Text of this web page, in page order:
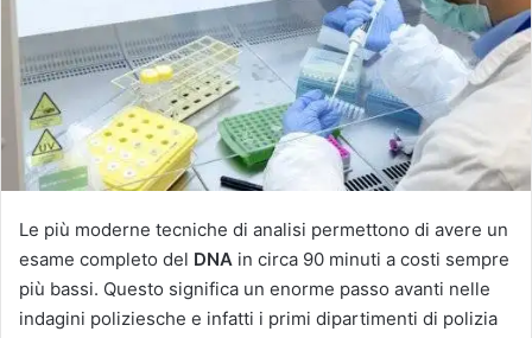
Le più moderne tecniche di analisi permettono di avere un
esame completo del DNA in circa 90 minuti a costi sempre
più bassi. Questo significa un enorme passo avanti nelle
indagini poliziesche e infatti i primi dipartimenti di polizia